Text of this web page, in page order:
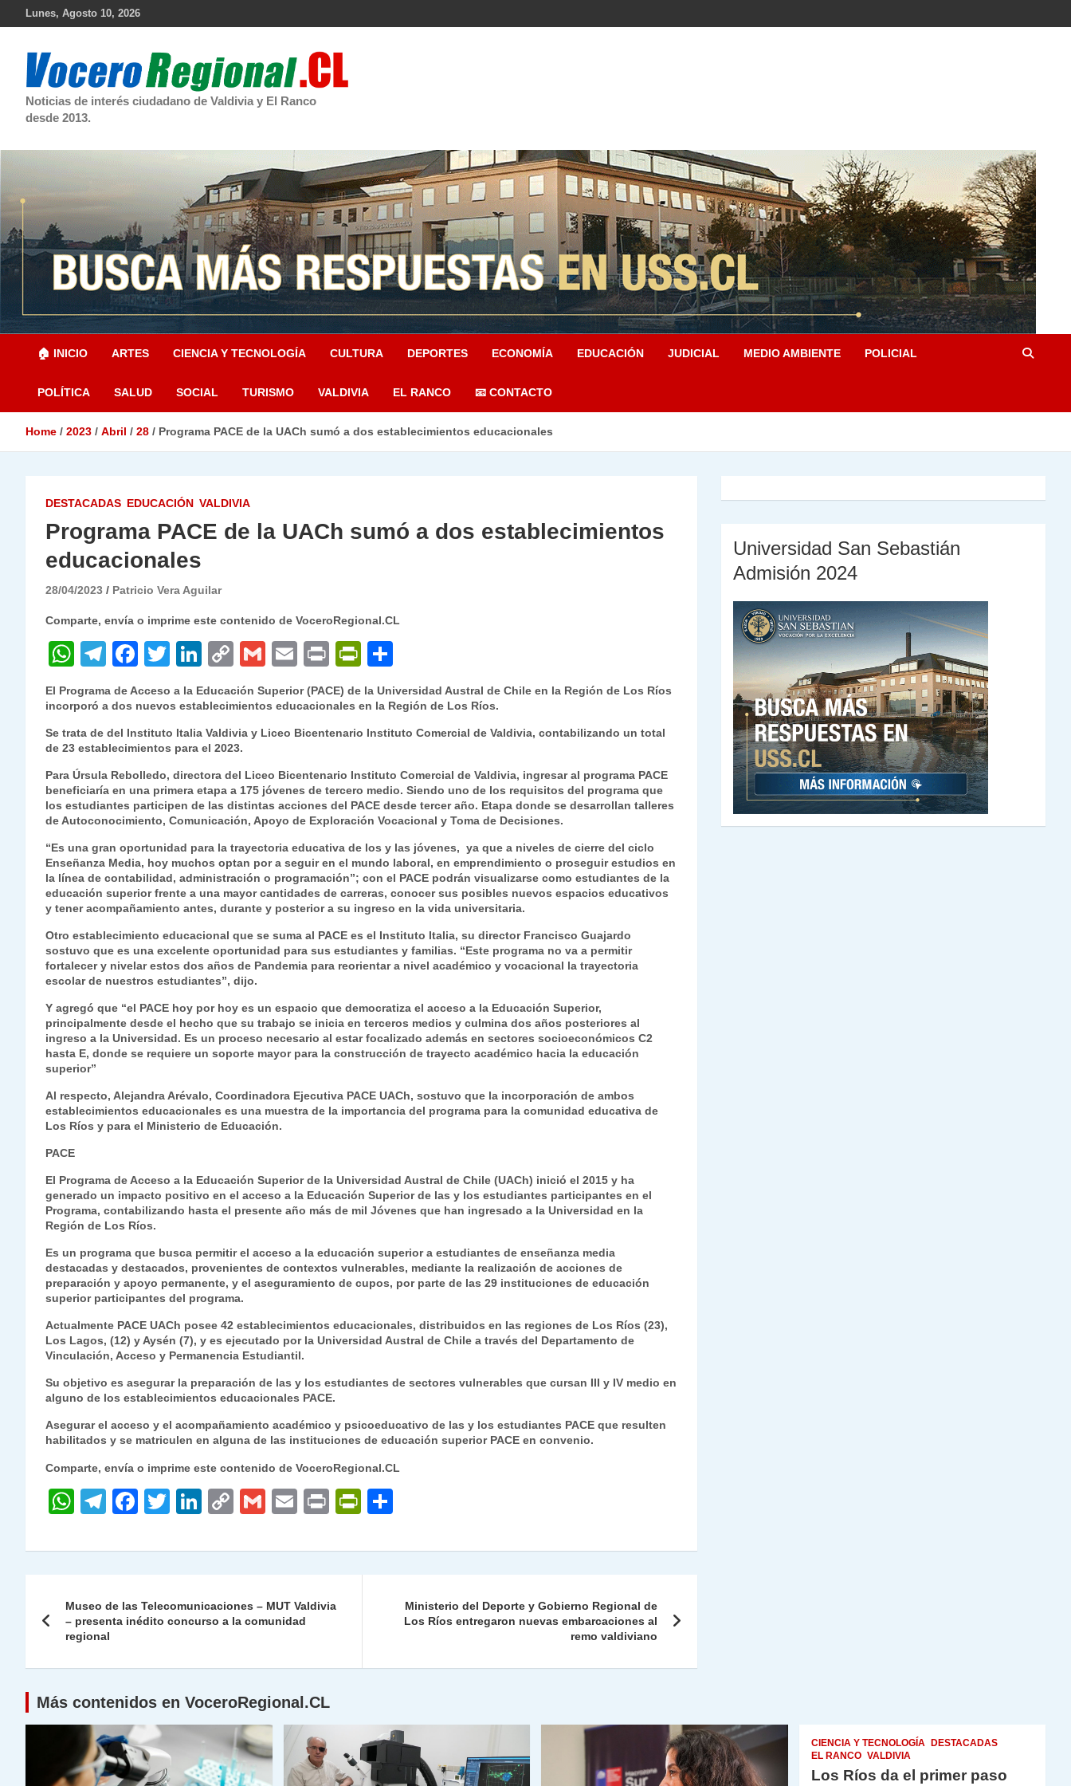
Lunes, Agosto 10, 2026
Noticias de interés ciudadano de Valdivia y El Ranco
desde 2013.
🏠 INICIO ARTES CIENCIA Y TECNOLOGÍA CULTURA DEPORTES ECONOMÍA EDUCACIÓN JUDICIAL MEDIO AMBIENTE POLICIAL
POLÍTICA SALUD SOCIAL TURISMO VALDIVIA EL RANCO 📧 CONTACTO
Home 2023 Abril 28 Programa PACE de la UACh sumó a dos establecimientos educacionales
DESTACADAS EDUCACIÓN VALDIVIA
Programa PACE de la UACh sumó a dos establecimientos
educacionales
28/04/2023 Patricio Vera Aguilar
Comparte, envía o imprime este contenido de VoceroRegional.CL
W
at
s
A
p
p
T
el
e
gr
a
m
F
c
e
b
o
o
k
T
w
itt
er
Li
n
k
e
dI
n
C
o
p
y
Li
n
k
G
ai
l
E
m
ai
l
P
ri
nt
P
ri
nt
Fr
n
dl
y
o
m
p
tir
El Programa de Acceso a la Educación Superior (PACE) de la Universidad Austral de Chile en la Región de Los Ríos
incorporó a dos nuevos establecimientos educacionales en la Región de Los Ríos.
Se trata de del Instituto Italia Valdivia y Liceo Bicentenario Instituto Comercial de Valdivia, contabilizando un total
de 23 establecimientos para el 2023.
Para Úrsula Rebolledo, directora del Liceo Bicentenario Instituto Comercial de Valdivia, ingresar al programa PACE
beneficiaría en una primera etapa a 175 jóvenes de tercero medio. Siendo uno de los requisitos del programa que
los estudiantes participen de las distintas acciones del PACE desde tercer año. Etapa donde se desarrollan talleres
de Autoconocimiento, Comunicación, Apoyo de Exploración Vocacional y Toma de Decisiones.
“Es una gran oportunidad para la trayectoria educativa de los y las jóvenes, ya que a niveles de cierre del ciclo
Enseñanza Media, hoy muchos optan por a seguir en el mundo laboral, en emprendimiento o proseguir estudios en
la línea de contabilidad, administración o programación”; con el PACE podrán visualizarse como estudiantes de la
educación superior frente a una mayor cantidades de carreras, conocer sus posibles nuevos espacios educativos
y tener acompañamiento antes, durante y posterior a su ingreso en la vida universitaria.
Otro establecimiento educacional que se suma al PACE es el Instituto Italia, su director Francisco Guajardo
sostuvo que es una excelente oportunidad para sus estudiantes y familias. “Este programa no va a permitir
fortalecer y nivelar estos dos años de Pandemia para reorientar a nivel académico y vocacional la trayectoria
escolar de nuestros estudiantes”, dijo.
Y agregó que “el PACE hoy por hoy es un espacio que democratiza el acceso a la Educación Superior,
principalmente desde el hecho que su trabajo se inicia en terceros medios y culmina dos años posteriores al
ingreso a la Universidad. Es un proceso necesario al estar focalizado además en sectores socioeconómicos C2
hasta E, donde se requiere un soporte mayor para la construcción de trayecto académico hacia la educación
superior”
Al respecto, Alejandra Arévalo, Coordinadora Ejecutiva PACE UACh, sostuvo que la incorporación de ambos
establecimientos educacionales es una muestra de la importancia del programa para la comunidad educativa de
Los Ríos y para el Ministerio de Educación.
PACE
El Programa de Acceso a la Educación Superior de la Universidad Austral de Chile (UACh) inició el 2015 y ha
generado un impacto positivo en el acceso a la Educación Superior de las y los estudiantes participantes en el
Programa, contabilizando hasta el presente año más de mil Jóvenes que han ingresado a la Universidad en la
Región de Los Ríos.
Es un programa que busca permitir el acceso a la educación superior a estudiantes de enseñanza media
destacadas y destacados, provenientes de contextos vulnerables, mediante la realización de acciones de
preparación y apoyo permanente, y el aseguramiento de cupos, por parte de las 29 instituciones de educación
superior participantes del programa.
Actualmente PACE UACh posee 42 establecimientos educacionales, distribuidos en las regiones de Los Ríos (23),
Los Lagos, (12) y Aysén (7), y es ejecutado por la Universidad Austral de Chile a través del Departamento de
Vinculación, Acceso y Permanencia Estudiantil.
Su objetivo es asegurar la preparación de las y los estudiantes de sectores vulnerables que cursan III y IV medio en
alguno de los establecimientos educacionales PACE.
Asegurar el acceso y el acompañamiento académico y psicoeducativo de las y los estudiantes PACE que resulten
habilitados y se matriculen en alguna de las instituciones de educación superior PACE en convenio.
Comparte, envía o imprime este contenido de VoceroRegional.CL
W
at
A
p
T
e
a
m
F
c
b
o
T
itt
Li
k
dI
n
C
p
Li
n
G
ai
E
ai
P
nt
P
nt m
ar
tir
de
Museo de las Telecomunicaciones – MUT Valdivia
– presenta inédito concurso a la comunidad
regional
Ministerio del Deporte y Gobierno Regional de
Los Ríos entregaron nuevas embarcaciones al
remo valdiviano
Universidad San Sebastián
Admisión 2024
Más contenidos en VoceroRegional.CL
CIENCIA Y TECNOLOGÍA
DESTACADAS
EL RANCO VALDIVIA
Los Ríos da el primer paso